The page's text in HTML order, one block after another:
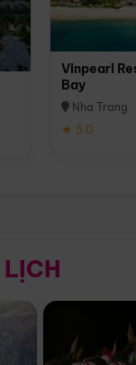
Vinpearl
Bay
Nha Trang
★ 5.0